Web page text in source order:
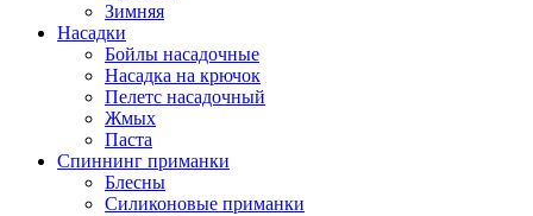
Зимняя
Насадки
Бойлы насадочные
Насадка на крючок
Пелетс насадочный
Жмых
Паста
Спиннинг приманки
Блесны
Силиконовые приманки